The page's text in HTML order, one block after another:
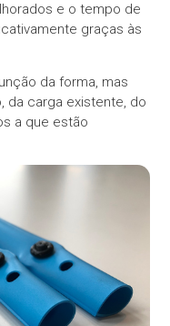
e o tempo de
graças às
da forma, mas
da carga existente, do
a que estão